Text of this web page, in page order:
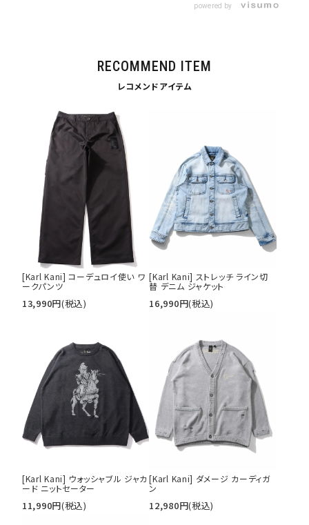
絞り込んで検索するpowered by
RECOMMEND ITEM
レコメンドアイテム
[Karl Kani] コーデュロイ使い ワ
ークパンツ
13,990円(税込)
[Karl Kani] ストレッチ ライン切
替 デニム ジャケット
16,990円(税込)
[Karl Kani] ウォッシャブル ジャカ
ード ニットセーター
11,990円(税込)
[Karl Kani] ダメージ カーディガ
ン
12,980円(税込)